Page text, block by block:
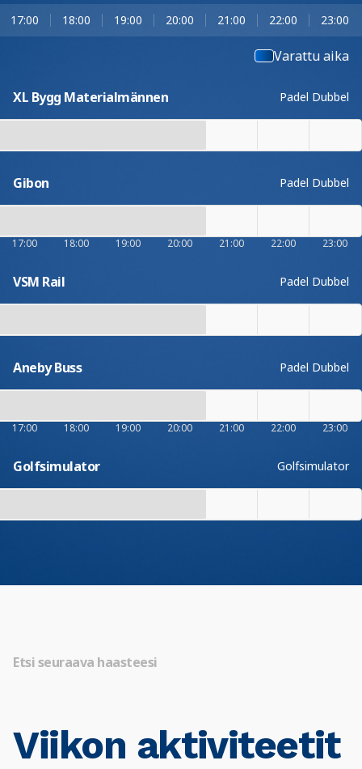
17:00 18:00 19:00 20:00 21:00 22:00 23:00
Varattu aika
XL Bygg Materialmännen Padel Dubbel
Gibon Padel Dubbel
17:00 18:00 19:00 20:00 21:00 22:00 23:00
VSM Rail Padel Dubbel
Aneby Buss Padel Dubbel
17:00 18:00 19:00 20:00 21:00 22:00 23:00
Golfsimulator Golfsimulator
Etsi seuraava haasteesi
Viikon aktiviteetit